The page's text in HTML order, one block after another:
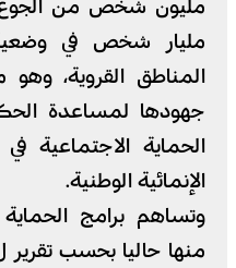
مليون شخص من الجوع
مليار شخص في
المناطق القروية،
جهودها لمساعدة
الحماية الاجتماعية
الإنمائية الوطنية.
وتساهم برامج الحماية